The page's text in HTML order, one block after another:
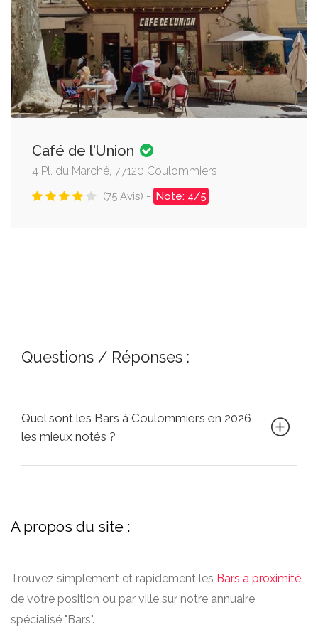
Café de l'Union
4 Pl. du Marché, 77120 Coulommiers
(75 Avis) - Note: 4/5
Questions / Réponses :
Quel sont les Bars à Coulommiers en 2026
les mieux notés ?
A propos du site :
Trouvez simplement et rapidement les Bars à proximité
de votre position ou par ville sur notre annuaire
spécialisé "Bars".